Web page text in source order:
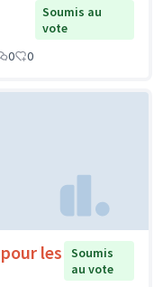
Soumis au
vote
0 0
les
Soumis
au vote